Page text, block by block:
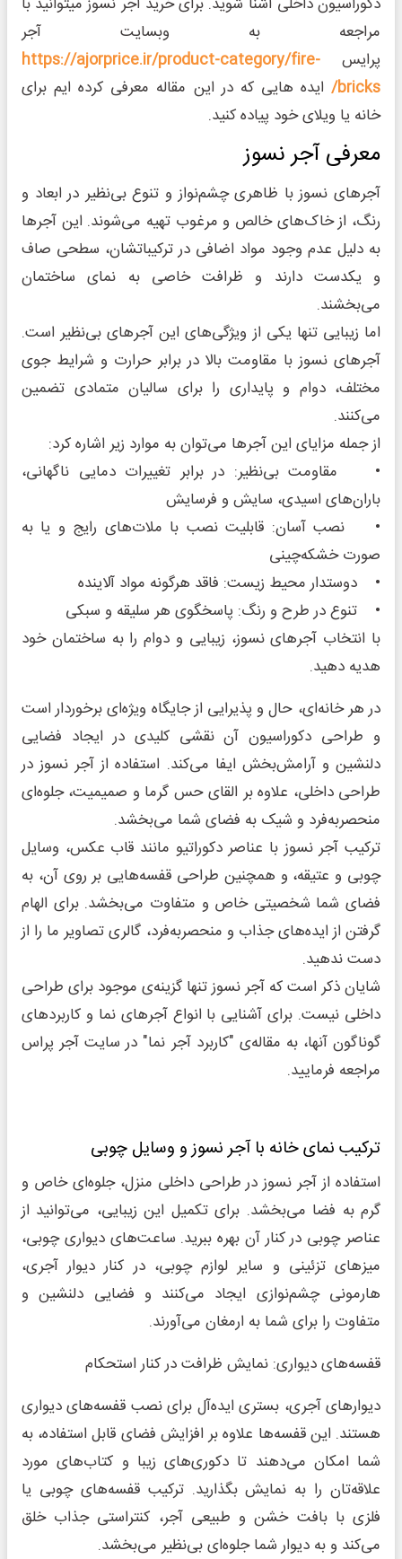
مراجعه به وبسایت آجر
پرایس https://ajorprice.ir/product-category/fire-
bricks/ ایده هایی که در این مقاله معرفی کرده ایم برای
خانه یا ویلای خود پیاده کنید.
معرفی آجر نسوز
آجرهای نسوز با ظاهری چشم‌نواز و تنوع بی‌نظیر در ابعاد و
رنگ، از خاک‌های خالص و مرغوب تهیه می‌شوند. این آجرها
به دلیل عدم وجود مواد اضافی در ترکیباتشان، سطحی صاف
و یکدست دارند و ظرافت خاصی به نمای ساختمان
می‌بخشند.
اما زیبایی تنها یکی از ویژگی‌های این آجرهای بی‌نظیر است.
آجرهای نسوز با مقاومت بالا در برابر حرارت و شرایط جوی
مختلف، دوام و پایداری را برای سالیان متمادی تضمین
می‌کنند.
از جمله مزایای این آجرها می‌توان به موارد زیر اشاره کرد:
• مقاومت بی‌نظیر: در برابر تغییرات دمایی ناگهانی،
باران‌های اسیدی، سایش و فرسایش
• نصب آسان: قابلیت نصب با ملات‌های رایج و یا به
صورت خشکه‌چینی
• دوستدار محیط زیست: فاقد هرگونه مواد آلاینده
• تنوع در طرح و رنگ: پاسخگوی هر سلیقه و سبکی
با انتخاب آجرهای نسوز، زیبایی و دوام را به ساختمان خود
هدیه دهید.
در هر خانه‌ای، حال و پذیرایی از جایگاه ویژه‌ای برخوردار است
و طراحی دکوراسیون آن نقشی کلیدی در ایجاد فضایی
دلنشین و آرامش‌بخش ایفا می‌کند. استفاده از آجر نسوز در
طراحی داخلی، علاوه بر القای حس گرما و صمیمیت، جلوه‌ای
منحصربه‌فرد و شیک به فضای شما می‌بخشد.
ترکیب آجر نسوز با عناصر دکوراتیو مانند قاب عکس، وسایل
چوبی و عتیقه، و همچنین طراحی قفسه‌هایی بر روی آن، به
فضای شما شخصیتی خاص و متفاوت می‌بخشد. برای الهام
گرفتن از ایده‌های جذاب و منحصربه‌فرد، گالری تصاویر ما را از
دست ندهید.
شایان ذکر است که آجر نسوز تنها گزینه‌ی موجود برای طراحی
داخلی نیست. برای آشنایی با انواع آجرهای نما و کاربردهای
گوناگون آنها، به مقاله‌ی "کاربرد آجر نما" در سایت آجر پراس
مراجعه فرمایید.
ترکیب نمای خانه با آجر نسوز و وسایل چوبی
استفاده از آجر نسوز در طراحی داخلی منزل، جلوه‌ای خاص و
گرم به فضا می‌بخشد. برای تکمیل این زیبایی، می‌توانید از
عناصر چوبی در کنار آن بهره ببرید. ساعت‌های دیواری چوبی،
میزهای تزئینی و سایر لوازم چوبی، در کنار دیوار آجری،
هارمونی چشم‌نوازی ایجاد می‌کنند و فضایی دلنشین و
متفاوت را برای شما به ارمغان می‌آورند.
قفسه‌های دیواری: نمایش ظرافت در کنار استحکام
دیوارهای آجری، بستری ایده‌آل برای نصب قفسه‌های دیواری
هستند. این قفسه‌ها علاوه بر افزایش فضای قابل استفاده، به
شما امکان می‌دهند تا دکوری‌های زیبا و کتاب‌های مورد
علاقه‌تان را به نمایش بگذارید. ترکیب قفسه‌های چوبی یا
فلزی با بافت خشن و طبیعی آجر، کنتراستی جذاب خلق
می‌کند و به دیوار شما جلوه‌ای بی‌نظیر می‌بخشد.